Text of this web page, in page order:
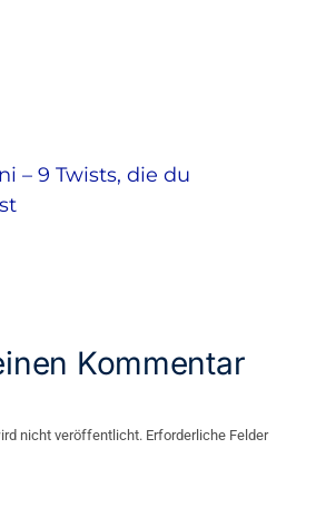
– 9 Twists, die du
Kommentar
nicht veröffentlicht. Erforderliche Felder